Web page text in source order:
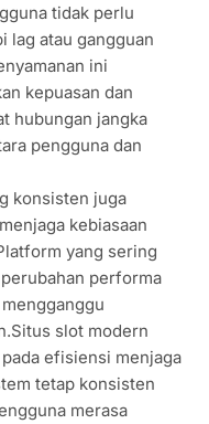
tidak perlu
lag atau gangguan
ini
kepuasan dan
hubungan jangka
pengguna dan
konsisten juga
kebiasaan
yang sering
performa
slot modern
efisiensi menjaga
tetap konsisten
merasa